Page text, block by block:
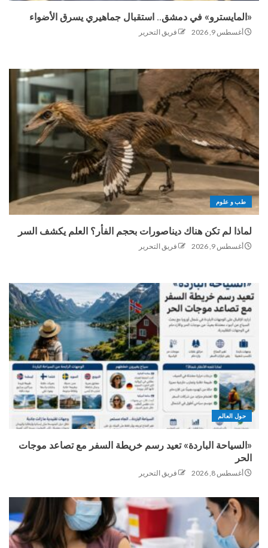
«المايسترو» في دمشق.. استقبال جماهيري يسرق الأضواء
أغسطس 9, 2026 فريق التحرير
طب و علوم
لماذا لم تكن هناك ديناصورات بحجم الفأر؟ العلم يكشف السر
أغسطس 9, 2026 فريق التحرير
حول العالم
«السياحة الباردة» تعيد رسم خريطة السفر مع تصاعد موجات
الحر
أغسطس 8, 2026 فريق التحرير